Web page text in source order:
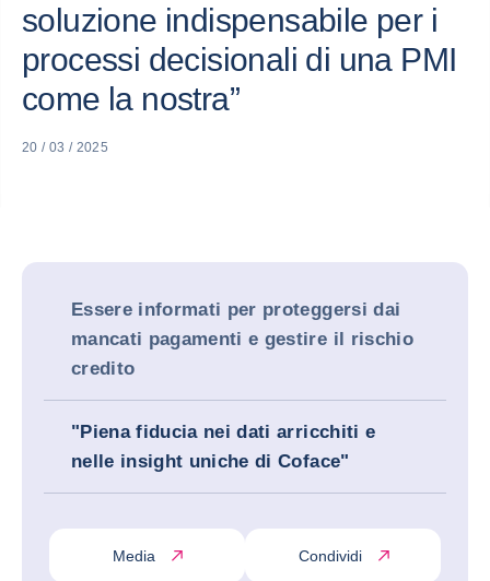
soluzione indispensabile per i
processi decisionali di una PMI
come la nostra”
20 / 03 / 2025
Essere informati per proteggersi dai
mancati pagamenti e gestire il rischio
credito
"Piena fiducia nei dati arricchiti e
nelle insight uniche di Coface"
Media Condividi